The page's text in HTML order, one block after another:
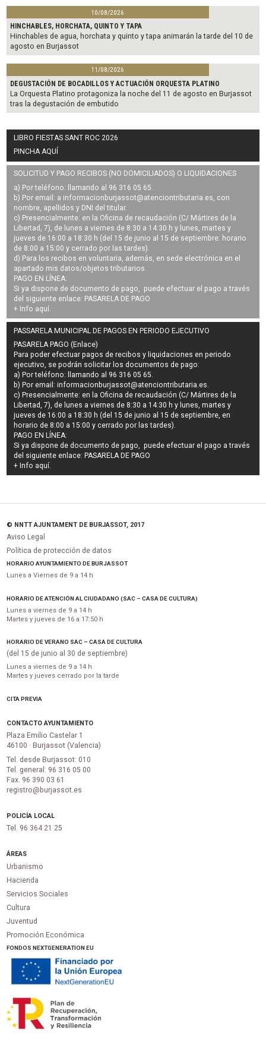
10/08/2026
HINCHABLES, HORCHATA, QUINTO Y TAPA
Hinchables de agua, horchata y quinto y tapa animarán la tarde del 10 de
agosto en Burjassot
11/08/2026
DEGUSTACIÓN DE BOCADILLOS Y ACTUACIÓN ORQUESTA PLATINO
La Orquesta Platino protagoniza la noche del 11 de agosto en Burjassot
tras la degustación de embutido
LIBRO FIESTAS SANT ROC 2026
PINCHA AQUÍ
SOLICITUD Y PAGO RECIBOS (NO DOMICILIADOS) O LIQUIDACIONES
a) Por teléfono: llamando al 96 316 05 65.
b) Por email: a informacionburjassot@atenciontributaria.es , con
nombre, apellidos y DNI del titular.
c) Presencialmente: en la Oficina de recaudación (C/ Mártires de la
Libertad, 7), de lunes a viernes de 8:30 a 14:30 h y lunes, martes y
jueves de 16:00 a 18:30 h (del 15 de junio al 15 de septiembre: horario
de 8:00 a 15:00 y cerrado por las tardes).
d) Para los recibos en voluntaria, además, en sede electrónica en el
apartado mis datos/objetos tributarios.
PAGO EN LÍNEA:
Si ya dispone de documento de pago, puede efectuar el pago a través
del siguiente enlace: PASARELA DE PAGO
+ Info aquí
PASSARELA MUNICIPAL DE PAGOS EN PERIODO EJECUTIVO
PASARELA PAGO (Enlace)
Para poder efectuar pagos derecibos y liquidaciones en periodo
ejecutivo, se podrán solicitar los documentos de pago:
a) Por teléfono: llamando al 96 316 05 65.
b) Por email:informacionburjassot@atenciontributaria.es.
c) Presencialmente: en la Oficina de recaudación (C/ Mártires de la
Libertad, 7), de lunes a viernes de 8:30 a 14:30 h y lunes, martes y
jueves de 16:00 a 18:30 h (del 15 de junio al 15 de septiembre, en
horario de 8:00 a 15:00 y cerrado por las tardes).
PAGO EN LÍNEA:
Si ya dispone de documento de pago, puede efectuar el pago a través
del siguiente enlace: PASARELA DE PAGO
+ Info aquí.
© NNTT AJUNTAMENT DE BURJASSOT, 2017
Aviso Legal
Política de protección de datos
HORARIO AYUNTAMIENTO DE BURJASSOT
Lunes a Viernes de 9 a 14 h
HORARIO DE ATENCIÓN AL CIUDADANO (SAC – CASA DE CULTURA)
Lunes a viernes de 9 a 14 h
Martes y jueves de 16 a 17:50 h
HORARIO DE VERANO SAC – CASA DE CULTURA
(del 15 de junio al 30 de septiembre)
Lunes a viernes de 9 a 14 h
Martes y jueves cerrado por la tarde
CITA PREVIA
CONTACTO AYUNTAMIENTO
Plaza Emilio Castelar 1
46100 · Burjassot (Valencia)
Tel. desde Burjassot: 010
Tel. general: 96 316 05 00
Fax. 96 390 03 61
registro@burjassot.es
POLICÍA LOCAL
Tel. 96 364 21 25
ÁREAS
Urbanismo
Hacienda
Servicios Sociales
Cultura
Juventud
Promoción Económica
FONDOS NEXTGENERATION EU